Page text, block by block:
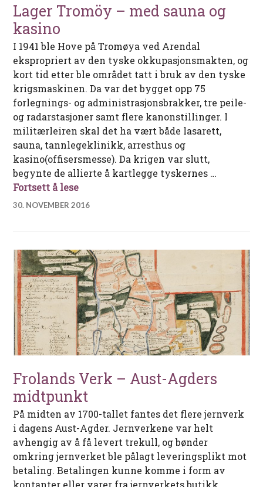
Lager Tromöy – med sauna og
kasino
I 1941 ble Hove på Tromøya ved Arendal
ekspropriert av den tyske okkupasjonsmakten, og
kort tid etter ble området tatt i bruk av den tyske
krigsmaskinen. Da var det bygget opp 75
forlegnings- og administrasjonsbrakker, tre peile-
og radarstasjoner samt flere kanonstillinger. I
militærleiren skal det ha vært både lasarett,
sauna, tannlegeklinikk, arresthus og
kasino(offisersmesse). Da krigen var slutt,
begynte de allierte å kartlegge tyskernes …
Fortsett å leseLager Tromöy – med sauna og kasino
30. NOVEMBER 2016
Frolands Verk – Aust-Agders
midtpunkt
På midten av 1700-tallet fantes det flere jernverk
i dagens Aust-Agder. Jernverkene var helt
avhengig av å få levert trekull, og bønder
omkring jernverket ble pålagt leveringsplikt mot
betaling. Betalingen kunne komme i form av
kontanter eller varer fra jernverkets butikk.